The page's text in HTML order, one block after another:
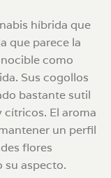
híbrida que
que parece la
como
Sus cogollos
bastante sutil
El aroma
un perfil
flores
su aspecto.